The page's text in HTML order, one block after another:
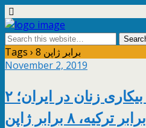
Tags › 8 برابر ژاپن
November 2, 2019
اینفوگرافی/ نرخ بیکاری زنان در ایران؛ ۲
برابر ترکیه، ۸ برابر ژاپن